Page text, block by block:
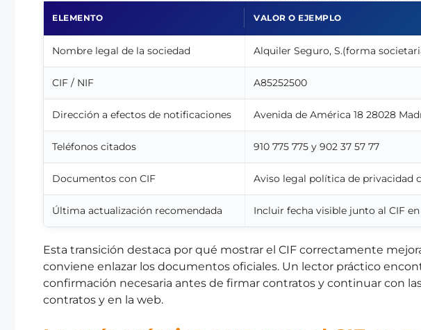
ELEMENTO VALOR O EJEMPLO
Nombre legal de la sociedad Alquiler Seguro, S.(forma
CIF / NIF A85252500
Dirección a efectos de notificaciones Avenida de América 18 28028
Teléfonos citados 910 775 775 y 902 37 57 77
Documentos con CIF Aviso legal política de privacidad
Última actualización recomendada Incluir fecha visible junto al CIF
Esta transición destaca por qué mostrar el CIF correctamente
conviene enlazar los documentos oficiales. Un lector práctico
confirmación necesaria antes de firmar contratos y continuar con
contratos y en la web.